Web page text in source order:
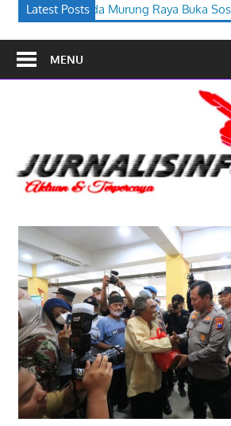
Latest Posts
Buka Sosialisasi Perbup PJPK 2026–2030
MENU